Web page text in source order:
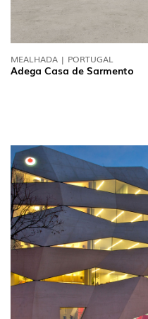
MEALHADA | PORTUGAL
Adega Casa de Sarmento